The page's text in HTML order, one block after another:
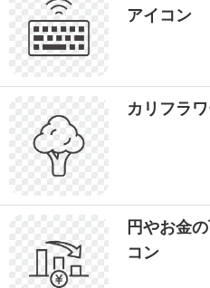
アイコン
カリフラ
円やお金
コン